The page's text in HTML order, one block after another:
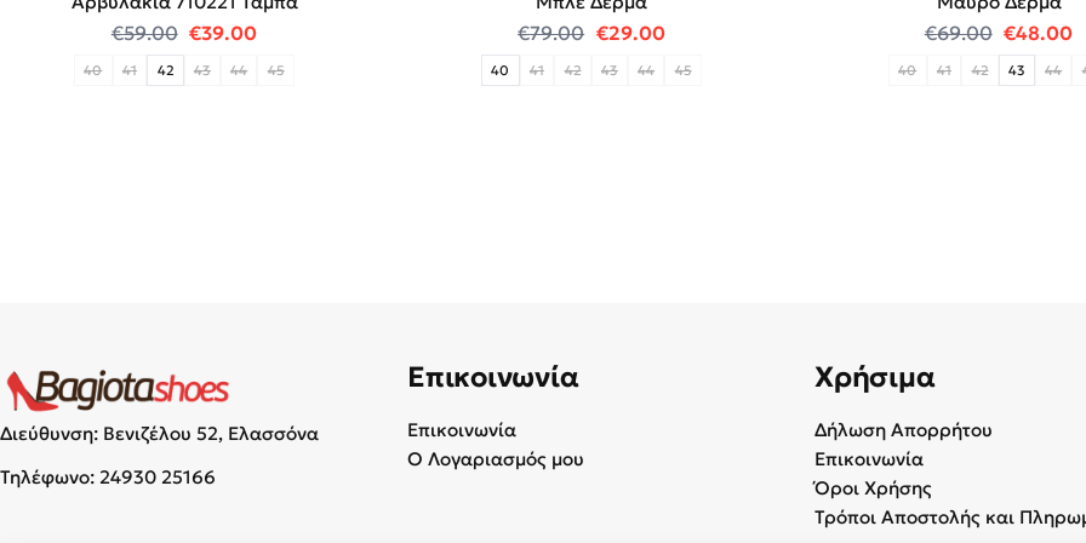
€59.00 Original price was: €59.00.
€39.00Η τρέχουσα τιμή είναι: €39.00.
40 41 42 43 44 45
€79.00 Original price was: €79.00.
€29.00Η τρέχουσα τιμή είναι: €29.00.
40 41 42 43 44 45
€69.00 Original
€48.00
40 41 42 43 44
Διεύθυνση: Βενιζέλου 52, Ελασσόνα
Τηλέφωνο: 24930 25166
Επικοινωνία
Επικοινωνία
Ο Λογαριασμός μου
Χρήσιμα
Δήλωση Απορρήτου
Επικοινωνία
Όροι Χρήσης
Τρόποι Αποστολής και